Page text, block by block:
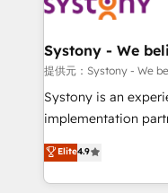
Data & Content 📈
Agent Creation 🔄
Migration Why 1406 We become part of your team.
Your team learns
broke. Built for mid-
constraints. By the Numbers 🏆 Top 1% of all
HubSpot partners 🔄
Systony - We
提供元：Systony - We
Systony is an
implementation
organization's
with your
you are too. Why Systony? - 20+ years of
Elite4.9